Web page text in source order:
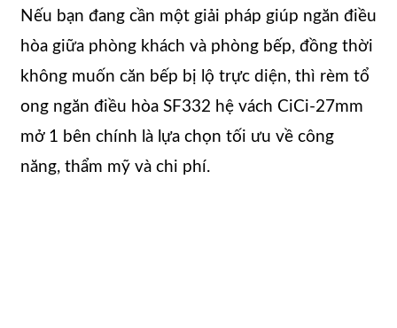
Nếu bạn đang cần một giải pháp giúp ngăn điều
hòa giữa phòng khách và phòng bếp, đồng thời
không muốn căn bếp bị lộ trực diện, thì rèm tổ
ong ngăn điều hòa SF332 hệ vách CiCi-27mm
mở 1 bên chính là lựa chọn tối ưu về công
năng, thẩm mỹ và chi phí.